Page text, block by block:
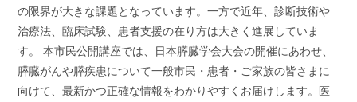
の限界が大きな課題となっています。一方で近年、診断技術や
治療法、臨床試験、患者支援の在り方は大きく進展していま
す。 本市民公開講座では、日本膵臓学会大会の開催にあわせ、
膵臓がんや膵疾患について一般市民・患者・ご家族の皆さまに
向けて、最新かつ正確な情報をわかりやすくお届けします。医